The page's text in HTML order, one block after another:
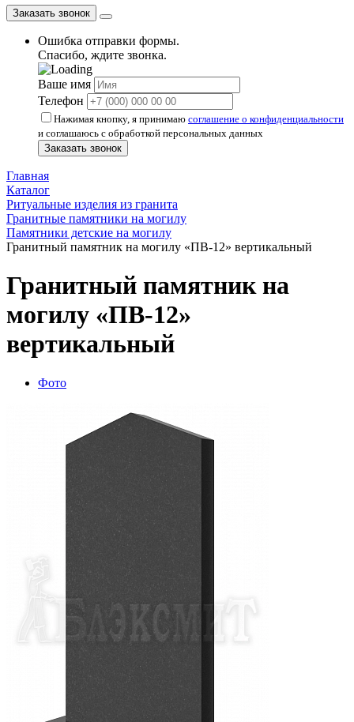
Заказать звонок
Ошибка отправки формы.
Спасибо, ждите звонка.
Ваше имя
Телефон
Нажимая кнопку, я принимаю соглашение о конфиденциальности
и соглашаюсь с обработкой персональных данных
Заказать звонок
Главная
Каталог
Ритуальные изделия из гранита
Гранитные памятники на могилу
Памятники детские на могилу
Гранитный памятник на могилу «ПВ-12» вертикальный
Гранитный памятник на
могилу «ПВ-12»
вертикальный
Фото